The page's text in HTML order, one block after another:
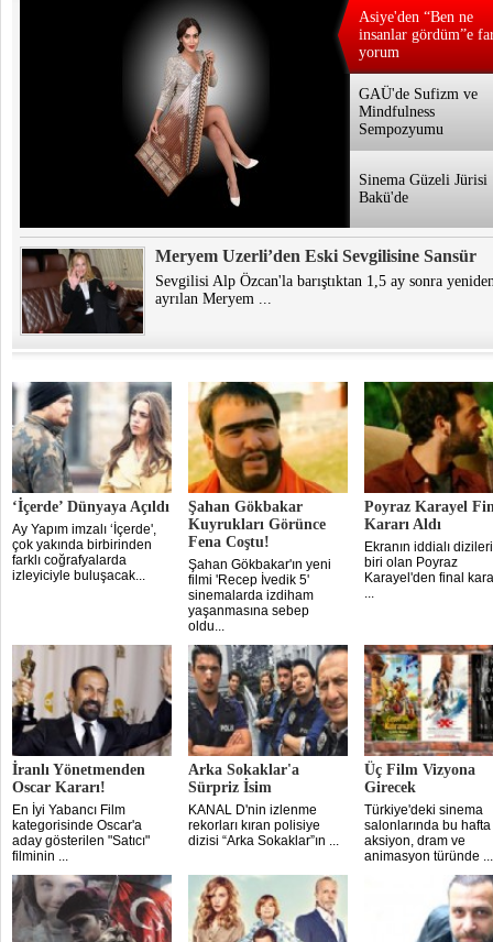
Asiye'den “Ben ne
insanlar gördüm”e
yorum
GAÜ'de Sufizm ve
Mindfulness
Sempozyumu
Sinema Güzeli Jürisi
Bakü'de
Meryem Uzerli’den Eski Sevgilisine Sansür
Sevgilisi Alp Özcan'la barıştıktan 1,5 ay sonra
ayrılan Meryem ...
‘İçerde’ Dünyaya Açıldı
Ay Yapım imzalı ‘İçerde',
çok yakında birbirinden
farklı coğrafyalarda
izleyiciyle buluşacak...
Şahan Gökbakar
Kuyrukları Görünce
Fena Coştu!
Şahan Gökbakar'ın yeni
filmi 'Recep İvedik 5'
sinemalarda izdiham
yaşanmasına sebep
oldu...
Poyraz Karayel
Kararı Aldı
Ekranın iddialı
biri olan Poyraz
Karayel'den final
...
İranlı Yönetmenden
Oscar Kararı!
En İyi Yabancı Film
kategorisinde Oscar'a
aday gösterilen "Satıcı"
filminin ...
Arka Sokaklar'a
Sürpriz İsim
KANAL D'nin izlenme
rekorları kıran polisiye
dizisi “Arka Sokaklar”ın ...
Üç Film Vizyona
Girecek
Türkiye'deki sinema
salonlarında bu hafta
aksiyon, dram ve
animasyon türünde ...